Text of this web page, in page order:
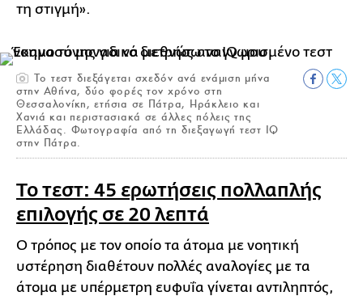
τη στιγμή».
Το τεστ διεξάγεται σχεδόν ανά ενάμιση μήνα
στην Αθήνα, δύο φορές τον χρόνο στη
Θεσσαλονίκη, ετήσια σε Πάτρα, Ηράκλειο και
Χανιά και περιστασιακά σε άλλες πόλεις της
Ελλάδας. Φωτογραφία από τη διεξαγωγή τεστ IQ
στην Πάτρα.
Το τεστ: 45 ερωτήσεις πολλαπλής
επιλογής σε 20 λεπτά
Ο τρόπος με τον οποίο τα άτομα με νοητική
υστέρηση διαθέτουν πολλές αναλογίες με τα
άτομα με υπέρμετρη ευφυΐα γίνεται αντιληπτός,